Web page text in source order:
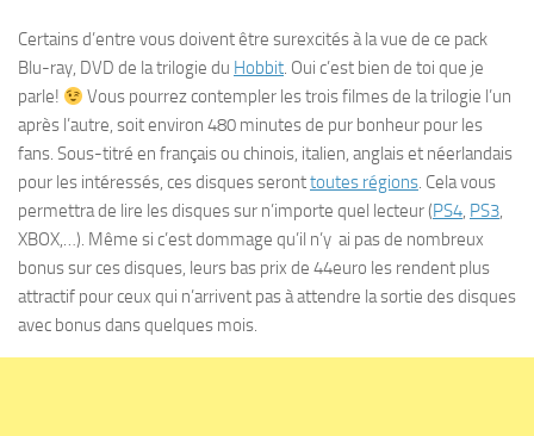
Certains d’entre vous doivent être surexcités à la vue de ce pack
Blu-ray, DVD de la trilogie du Hobbit. Oui c’est bien de toi que je
parle!
Vous pourrez contempler les trois filmes de la trilogie l’un
après l’autre, soit environ 480 minutes de pur bonheur pour les
fans. Sous-titré en français ou chinois, italien, anglais et néerlandais
pour les intéressés, ces disques seronttoutes régions. Cela vous
permettra de lire les disques sur n’importe quel lecteur (PS4, PS3,
XBOX,…). Même si c’est dommage qu’il n’y ai pas de nombreux
bonus sur ces disques, leurs bas prix de 44euro les rendent plus
attractif pour ceux qui n’arrivent pas à attendre la sortie des disques
avec bonus dans quelques mois.